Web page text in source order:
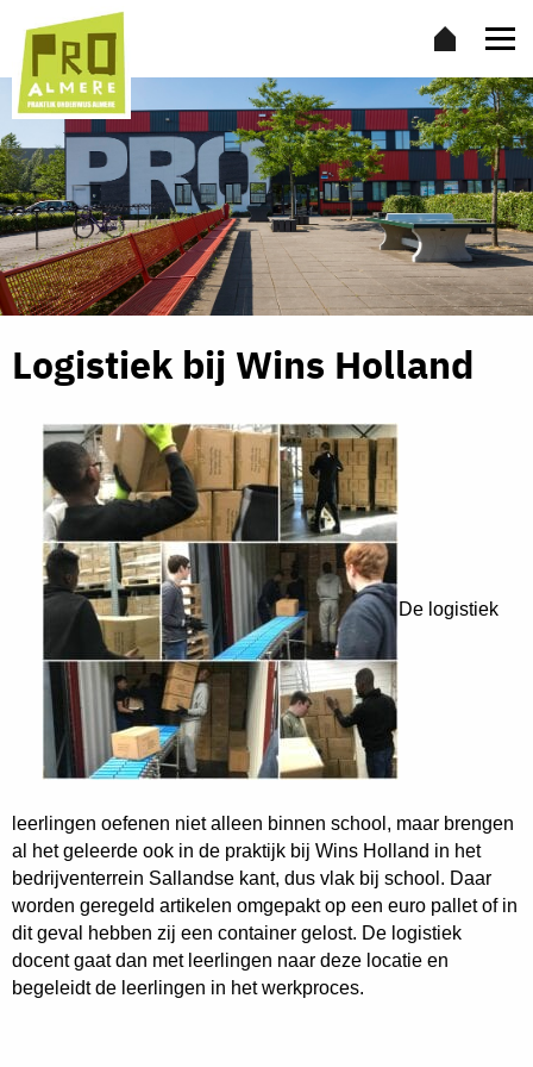
Logistiek bij Wins Holland
De logistiek
leerlingen oefenen niet alleen binnen school, maar brengen
al het geleerde ook in de praktijk bij Wins Holland in het
bedrijventerrein Sallandse kant, dus vlak bij school. Daar
worden geregeld artikelen omgepakt op een euro pallet of in
dit geval hebben zij een container gelost. De logistiek
docent gaat dan met leerlingen naar deze locatie en
begeleidt de leerlingen in het werkproces.